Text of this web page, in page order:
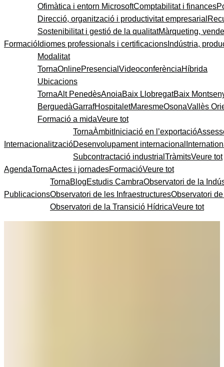
Formació
Ofimàtica i entorn MicrosoftComptabilitat i finances
Direcció, organització i productivitat empresarial
Sostenibilitat i gestió de la qualitatMàrqueting,
Idiomes professionals i certificacions Indústria,
Modalitat
TornaOnlinePresencial VideoconferènciaHíbrida
Ubicacions
TornaAlt PenedèsAnoiaBaix LlobregatBaix
BerguedàGarrafHospitaletMaresmeOsonaVallès
Formació a midaVeure tot
Internacionalització
TornaÀmbitIniciació en l’exportació
Desenvolupament internacional
Subcontractació industrial TràmitsVeure tot
AgendaTornaActes i jornadesFormacióVeure tot
Publicacions
TornaBlogEstudis CambraObservatori de la
Observatori de les InfraestructuresObservatori
Observatori de la Transició HídricaVeure tot